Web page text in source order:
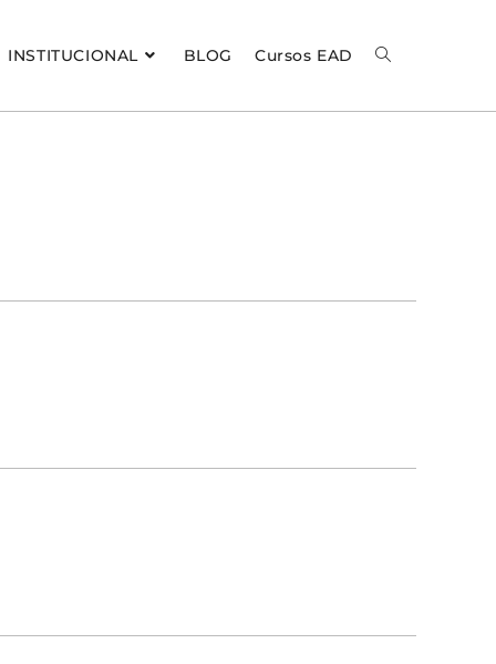
INSTITUCIONAL BLOG Cursos EAD